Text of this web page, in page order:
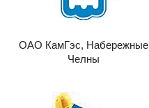
ОАО КамГэс, Набережные
Челны